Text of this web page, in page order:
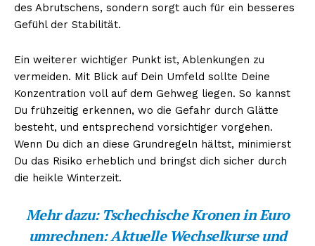
des Abrutschens, sondern sorgt auch für ein besseres
Gefühl der Stabilität.
Ein weiterer wichtiger Punkt ist, Ablenkungen zu
vermeiden. Mit Blick auf Dein Umfeld sollte Deine
Konzentration voll auf dem Gehweg liegen. So kannst
Du frühzeitig erkennen, wo die Gefahr durch Glätte
besteht, und entsprechend vorsichtiger vorgehen.
Wenn Du dich an diese Grundregeln hältst, minimierst
Du das Risiko erheblich und bringst dich sicher durch
die heikle Winterzeit.
Mehr dazu: Tschechische Kronen in Euro
umrechnen: Aktuelle Wechselkurse und